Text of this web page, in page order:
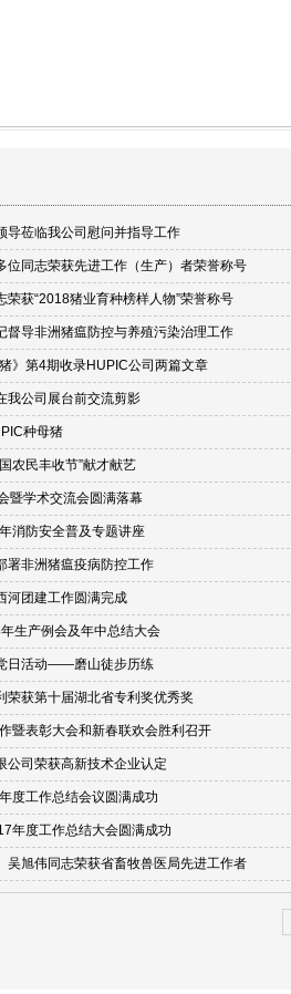
导莅临我公司慰问并指导工作
位同志荣获先进工作（生产）者荣誉称号
荣获“2018猪业育种榜样人物”荣誉称号
督导非洲猪瘟防控与养殖污染治理工作
》第4期收录HUPIC公司两篇文章
我公司展台前交流剪影
种母猪
农民丰收节”献才献艺
暨学术交流会圆满落幕
消防安全普及专题讲座
署非洲猪瘟疫病防控工作
河团建工作圆满完成
生产例会及年中总结大会
日活动——磨山徒步历练
荣获第十届湖北省专利奖优秀奖
暨表彰大会和新春联欢会胜利召开
公司荣获高新技术企业认定
度工作总结会议圆满成功
年度工作总结大会圆满成功
吴旭伟同志荣获省畜牧兽医局先进工作者